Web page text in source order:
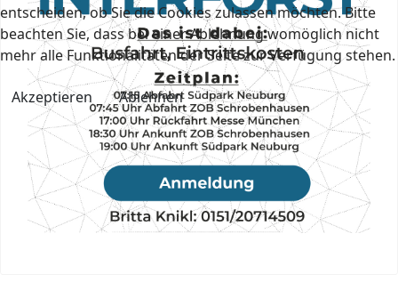
entscheiden, ob Sie die Cookies zulassen möchten. Bitte
beachten Sie, dass bei einer Ablehnung womöglich nicht
mehr alle Funktionalitäten der Seite zur Verfügung stehen.
Akzeptieren Ablehnen